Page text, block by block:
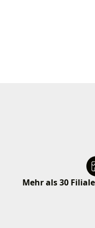
Mehr als 30